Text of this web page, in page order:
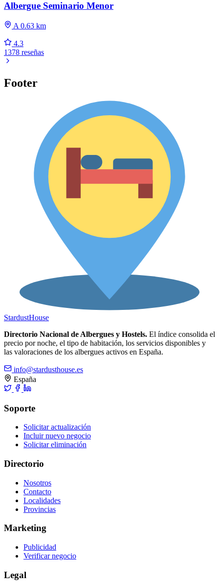
Albergue Seminario Menor
A 0.63 km
4.3
1378 reseñas
Footer
StardustHouse
Directorio Nacional de Albergues y Hostels. El índice consolida el
precio por noche, el tipo de habitación, los servicios disponibles y
las valoraciones de los albergues activos en España.
info@stardusthouse.es
España
Soporte
Solicitar actualización
Incluir nuevo negocio
Solicitar eliminación
Directorio
Nosotros
Contacto
Localidades
Provincias
Marketing
Publicidad
Verificar negocio
Legal